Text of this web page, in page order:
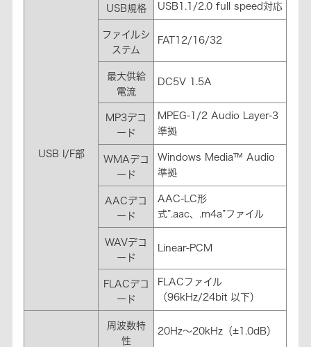
USB I/F部
USB規格 USB1.1/2.0 full speed対応
ファイルシ
ステム
FAT12/16/32
最大供給
電流
DC5V 1.5A
MP3デコ
ード
MPEG-1/2 Audio Layer-3
準拠
WMAデコ
ード
Windows Media™ Audio
準拠
AACデコ
ード
AAC-LC形
式”.aac、.m4a”ファイル
WAVデコ
ード
Linear-PCM
FLACデコ
ード
FLACファイル
（96kHz/24bit 以下）
周波数特
性
20Hz～20kHz（±1.0dB）